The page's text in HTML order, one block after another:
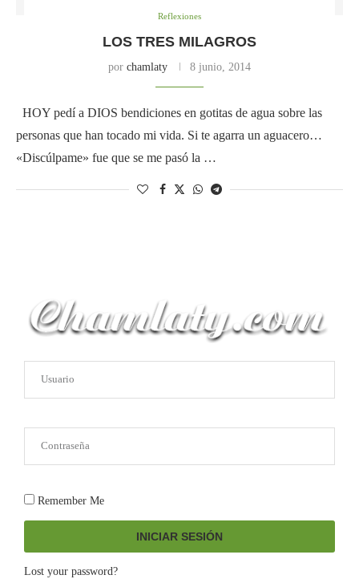
Reflexiones
LOS TRES MILAGROS
por chamlaty 8 junio, 2014
HOY pedí a DIOS bendiciones en gotitas de agua sobre las
personas que han tocado mi vida. Si te agarra un aguacero…
«Discúlpame» fue que se me pasó la …
Remember Me
INICIAR SESIÓN
Lost your password?